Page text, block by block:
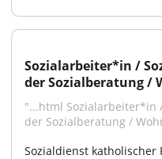
Sozialarbeiter*in /
der Sozialberatung /
"...html Sozialarbeiter*in
der Sozialberatung /
Sozialdienst katholischer